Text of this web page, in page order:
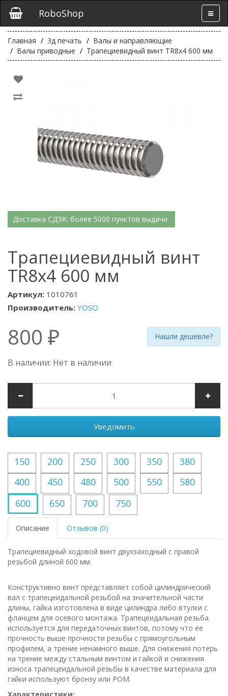
RoboShop
Главная 3д печать
Валы и направляющие
Валы приводные
Трапециевидный винт TR8x4 600 мм
Доставка СДЭК: более 5000 пунктов выдачи
Трапециевидный винт
TR8x4 600 мм
Артикул: 1010761
Производитель: YOSO
800 ₽ Нашли дешевле?
В наличии: Нет в наличии
Уведомить
150 200 250 300 350
380
400
450 480 500 550
580
600
650 700 750
Описание Отзывов (0)
Трапециевидный ходовой винт двухзаходный с правой
резьбой длиной 600 мм.
Конструктивно винт представляет собой цилиндрический
вал с трапецеидальной резьбой на значительной части
длины, гайка изготовлена в виде цилиндра либо втулки с
фланцем для осевого монтажа. Трапецеидальная резьба
используется для передаточных винтов, потому что ее
прочность выше прочности резьбы с прямоугольным
профилем, а трение ненамного выше. Для снижения потерь
на трение между стальным винтом и гайкой и снижения
износа трапецеидальной резьбы в качестве материала для
гайки используют бронзу или POM.